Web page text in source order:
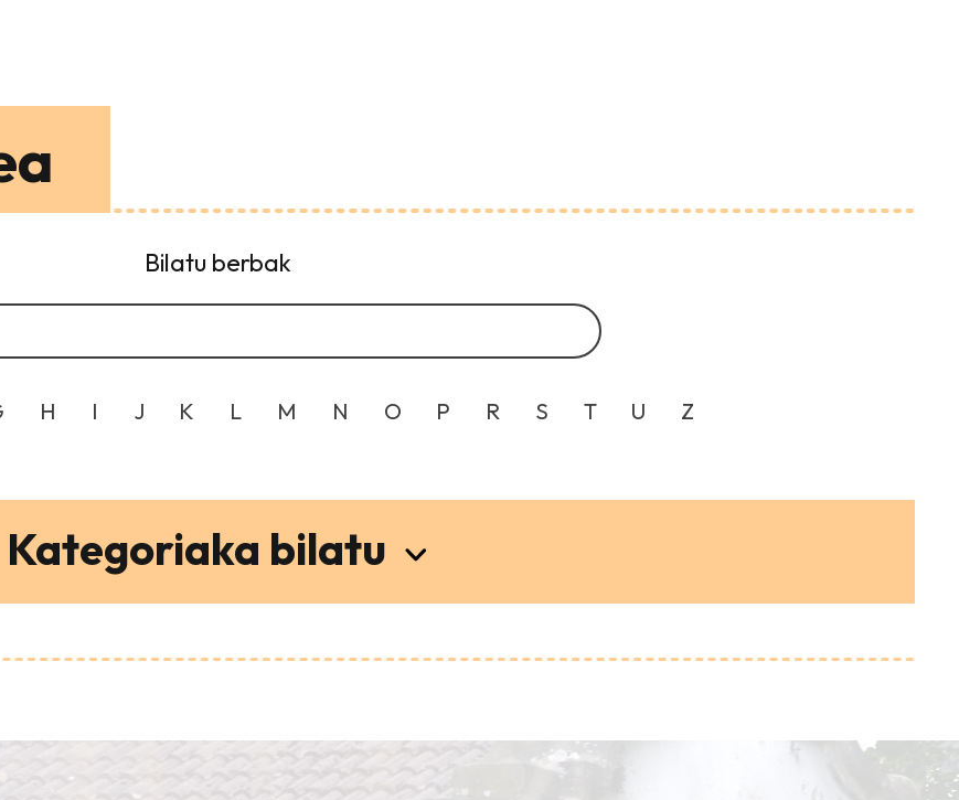
Bilatu berbak
H I J K L M N O P R S T U Z
Kategoriaka bilatu